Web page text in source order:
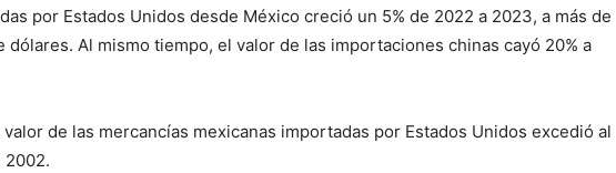
por Estados Unidos desde México creció un 5% de 2022 a 2023, a más de
dólares. Al mismo tiempo, el valor de las importaciones chinas cayó 20% a
de las mercancías mexicanas importadas por Estados Unidos excedió al
2002.